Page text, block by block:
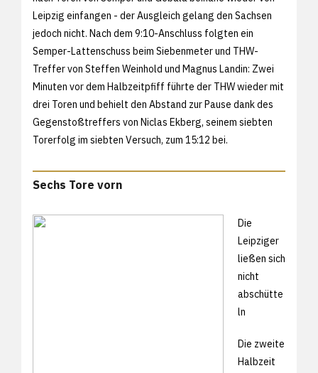
Leipzig einfangen - der Ausgleich gelang den Sachsen
jedoch nicht. Nach dem 9:10-Anschluss folgten ein
Semper-Lattenschuss beim Siebenmeter und THW-
Treffer von Steffen Weinhold und Magnus Landin: Zwei
Minuten vor dem Halbzeitpfiff führte der THW wieder mit
drei Toren und behielt den Abstand zur Pause dank des
Gegenstoßtreffers von Niclas Ekberg, seinem siebten
Torerfolg im siebten Versuch, zum 15:12 bei.
Sechs Tore vorn
Die
Leipziger
ließen sich
nicht
abschütte
ln
Die zweite
Halbzeit